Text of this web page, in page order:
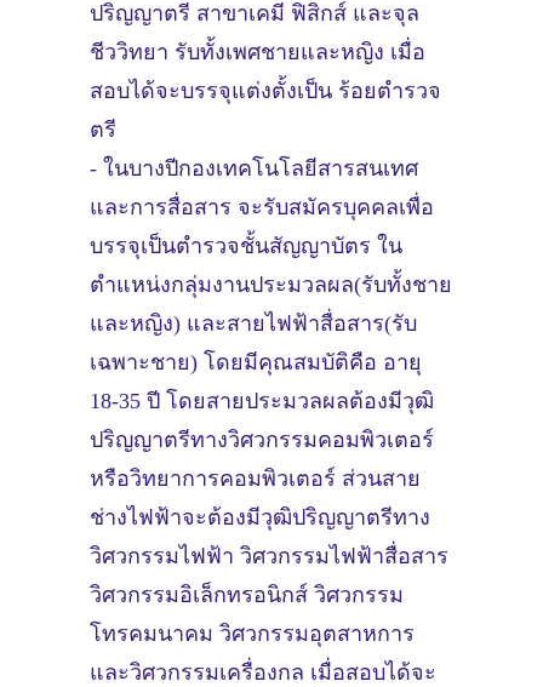
ปริญญาตรี สาขาเคมี ฟิสิกส์ และจุล
ชีววิทยา รับทั้งเพศชายและหญิง เมื่อ
สอบได้จะบรรจุแต่งตั้งเป็น ร้อยตำรวจ
ตรี
- ในบางปีกองเทคโนโลยีสารสนเทศ
และการสื่อสาร จะรับสมัครบุคคลเพื่อ
บรรจุเป็นตำรวจชั้นสัญญาบัตร ใน
ตำแหน่งกลุ่มงานประมวลผล(รับทั้งชาย
และหญิง) และสายไฟฟ้าสื่อสาร(รับ
เฉพาะชาย) โดยมีคุณสมบัติคือ อายุ
18-35 ปี โดยสายประมวลผลต้องมีวุฒิ
ปริญญาตรีทางวิศวกรรมคอมพิวเตอร์
หรือวิทยาการคอมพิวเตอร์ ส่วนสาย
ช่างไฟฟ้าจะต้องมีวุฒิปริญญาตรีทาง
วิศวกรรมไฟฟ้า วิศวกรรมไฟฟ้าสื่อสาร
วิศวกรรมอิเล็กทรอนิกส์ วิศวกรรม
โทรคมนาคม วิศวกรรมอุตสาหการ
และวิศวกรรมเครื่องกล เมื่อสอบได้จะ